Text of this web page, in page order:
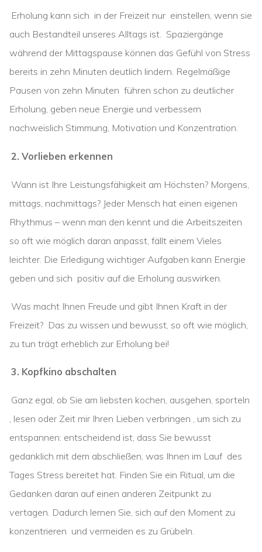
Erholung kann sich in der Freizeit nur einstellen, wenn sie
auch Bestandteil unseres Alltags ist. Spaziergänge
während der Mittagspause können das Gefühl von Stress
bereits in zehn Minuten deutlich lindern. Regelmäßige
Pausen von zehn Minuten führen schon zu deutlicher
Erholung, geben neue Energie und verbessern
nachweislich Stimmung, Motivation und Konzentration.
2. Vorlieben erkennen
Wann ist Ihre Leistungsfähigkeit am Höchsten? Morgens,
mittags, nachmittags? Jeder Mensch hat einen eigenen
Rhythmus – wenn man den kennt und die Arbeitszeiten
so oft wie möglich daran anpasst, fällt einem Vieles
leichter. Die Erledigung wichtiger Aufgaben kann Energie
geben und sich positiv auf die Erholung auswirken.
Was macht Ihnen Freude und gibt Ihnen Kraft in der
Freizeit? Das zu wissen und bewusst, so oft wie möglich,
zu tun trägt erheblich zur Erholung bei!
3. Kopfkino abschalten
Ganz egal, ob Sie am liebsten kochen, ausgehen, sporteln
, lesen oder Zeit mir Ihren Lieben verbringen , um sich zu
entspannen: entscheidend ist, dass Sie bewusst
gedanklich mit dem abschließen, was Ihnen im Lauf des
Tages Stress bereitet hat. Finden Sie ein Ritual, um die
Gedanken daran auf einen anderen Zeitpunkt zu
vertagen. Dadurch lernen Sie, sich auf den Moment zu
konzentrieren und vermeiden es zu Grübeln.